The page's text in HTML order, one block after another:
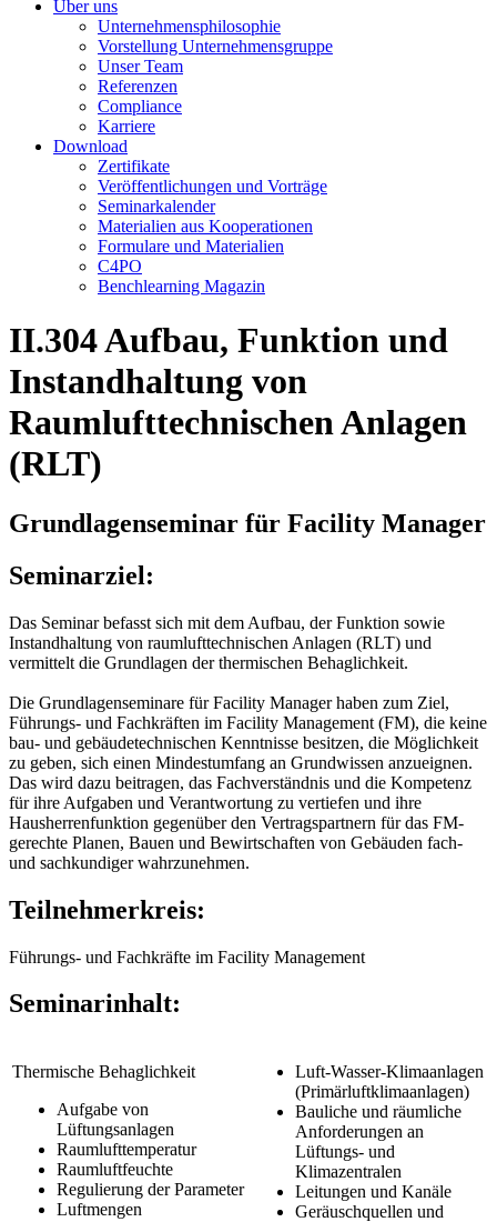
Über uns
Unternehmensphilosophie
Vorstellung Unternehmensgruppe
Unser Team
Referenzen
Compliance
Karriere
Download
Zertifikate
Veröffentlichungen und Vorträge
Seminarkalender
Materialien aus Kooperationen
Formulare und Materialien
C4PO
Benchlearning Magazin
II.304Aufbau, Funktion und
Instandhaltung von
Raumlufttechnischen Anlagen
(RLT)
Grundlagenseminar für Facility Manager
Seminarziel:
Das Seminar befasst sich mit dem Aufbau, der Funktion sowie
Instandhaltung von raumlufttechnischen Anlagen (RLT) und
vermittelt die Grundlagen der thermischen Behaglichkeit.
Die Grundlagenseminare für Facility Manager haben zum Ziel,
Führungs- und Fachkräften im Facility Management (FM), die keine
bau- und gebäudetechnischen Kenntnisse besitzen, die Möglichkeit
zu geben, sich einen Mindestumfang an Grundwissen anzueignen.
Das wird dazu beitragen, das Fachverständnis und die Kompetenz
für ihre Aufgaben und Verantwortung zu vertiefen und ihre
Hausherrenfunktion gegenüber den Vertragspartnern für das FM-
gerechte Planen, Bauen und Bewirtschaften von Gebäuden fach-
und sachkundiger wahrzunehmen.
Teilnehmerkreis:
Führungs- und Fachkräfte im Facility Management
Seminarinhalt:
Thermische Behaglichkeit
Aufgabe von
Lüftungsanlagen
Raumlufttemperatur
Raumluftfeuchte
Regulierung der Parameter
Luftmengen
Luft-Wasser-Klimaanlagen
(Primärluftklimaanlagen)
Bauliche und räumliche
Anforderungen an
Lüftungs- und
Klimazentralen
Leitungen und Kanäle
Geräuschquellen und